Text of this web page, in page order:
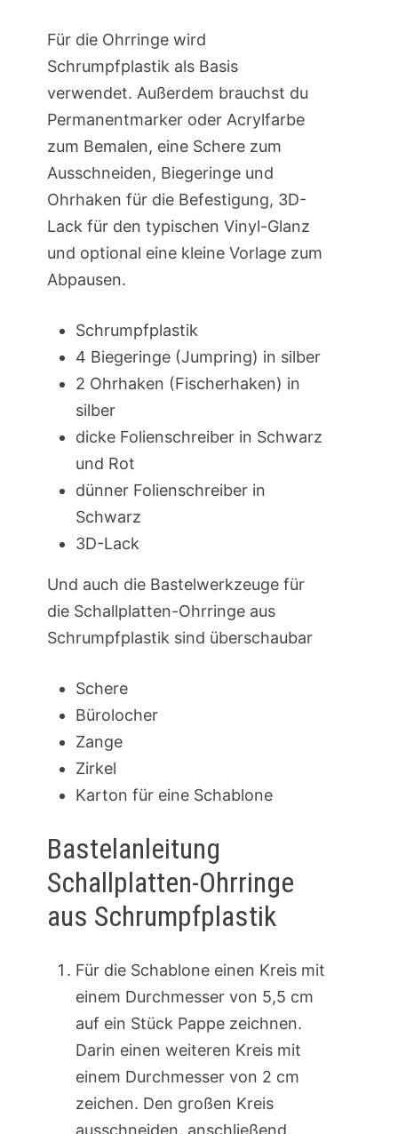
Für die Ohrringe wird
Schrumpfplastik als Basis
verwendet. Außerdem brauchst du
Permanentmarker oder Acrylfarbe
zum Bemalen, eine Schere zum
Ausschneiden, Biegeringe und
Ohrhaken für die Befestigung, 3D-
Lack für den typischen Vinyl-Glanz
und optional eine kleine Vorlage zum
Abpausen.
Schrumpfplastik
4 Biegeringe (Jumpring) in silber
2 Ohrhaken (Fischerhaken) in
silber
dicke Folienschreiber in Schwarz
und Rot
dünner Folienschreiber in
Schwarz
3D-Lack
Und auch die Bastelwerkzeuge für
die Schallplatten-Ohrringe aus
Schrumpfplastik sind überschaubar
Schere
Bürolocher
Zange
Zirkel
Karton für eine Schablone
Bastelanleitung
Schallplatten-Ohrringe
aus Schrumpfplastik
Für die Schablone einen Kreis mit
einem Durchmesser von 5,5 cm
auf ein Stück Pappe zeichnen.
Darin einen weiteren Kreis mit
einem Durchmesser von 2 cm
zeichen. Den großen Kreis
ausschneiden, anschließend